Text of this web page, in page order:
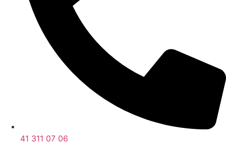
41 311 07 06